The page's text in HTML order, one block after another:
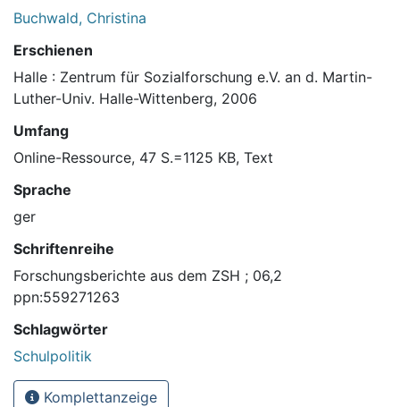
Buchwald, Christina
Erschienen
Halle : Zentrum für Sozialforschung e.V. an d. Martin-
Luther-Univ. Halle-Wittenberg, 2006
Umfang
Online-Ressource, 47 S.=1125 KB, Text
Sprache
ger
Schriftenreihe
Forschungsberichte aus dem ZSH ; 06,2
ppn:559271263
Schlagwörter
Schulpolitik
Komplettanzeige